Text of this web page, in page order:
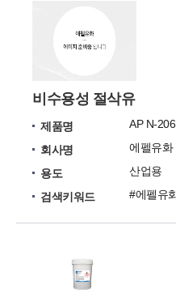
비수용성 절삭유
제품명
AP N-206
회사명
에펠유화
용도
산업용
검색키워드